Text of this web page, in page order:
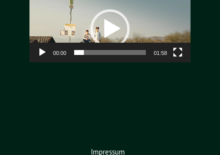
00:00 01:58
Impressum